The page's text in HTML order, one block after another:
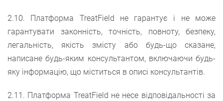
2.10. Платформа TreatField не гарантує і не може
гарантувати законність, точність, повноту, безпеку,
легальність, якість змісту або будь-що сказане,
написане будь-яким консультантом, включаючи будь-
яку інформацію, що міститься в описі консультантів.
2.11. Платформа TreatField не несе відповідальності за